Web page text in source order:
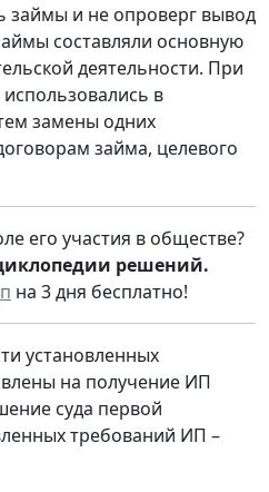
займы и не опроверг вывод
составляли основную
деятельности. При
в
замены одних
займа, целевого
его участия в обществе?
решений.
на 3 дня бесплатно!
установленных
на получение ИП
суда первой
требований ИП –